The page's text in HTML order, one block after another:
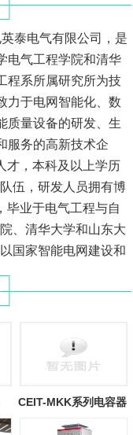
泰电气有限公司，是
电气工程学院和清华
程系所属研究所为技
力于电网智能化、数
质量设备的研发、生
服务的高新技术企
才，本科及以上学历
伍，研发人员拥有博
毕业于电气工程与自
、清华大学和山东大
国家智能电网建设和
，开发了一系列科技
CEIT-MKK系列电容器